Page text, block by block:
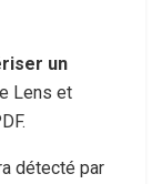
un
Lens et
détecté par